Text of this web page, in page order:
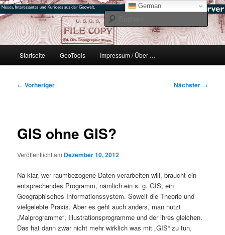
Zum
primären
Inhalt
springen#geoObserver
mikeE's GeoBlog
Startseite GeoTools Impressum / Über …
Beitragsnavigation
← Vorheriger Nächster →
GIS ohne GIS?
Veröffentlicht am Dezember 10, 2012
Na klar, wer raumbezogene Daten verarbeiten will, braucht ein
entsprechendes Programm, nämlich ein s. g. GIS, ein
Geographisches Informationssystem. Soweit die Theorie und
vielgelebte Praxis. Aber es geht auch anders, man nutzt
„Malprogramme“, Illustrationsprogramme und der ihres gleichen.
Das hat dann zwar nicht mehr wirklich was mit „GIS“ zu tun,
German